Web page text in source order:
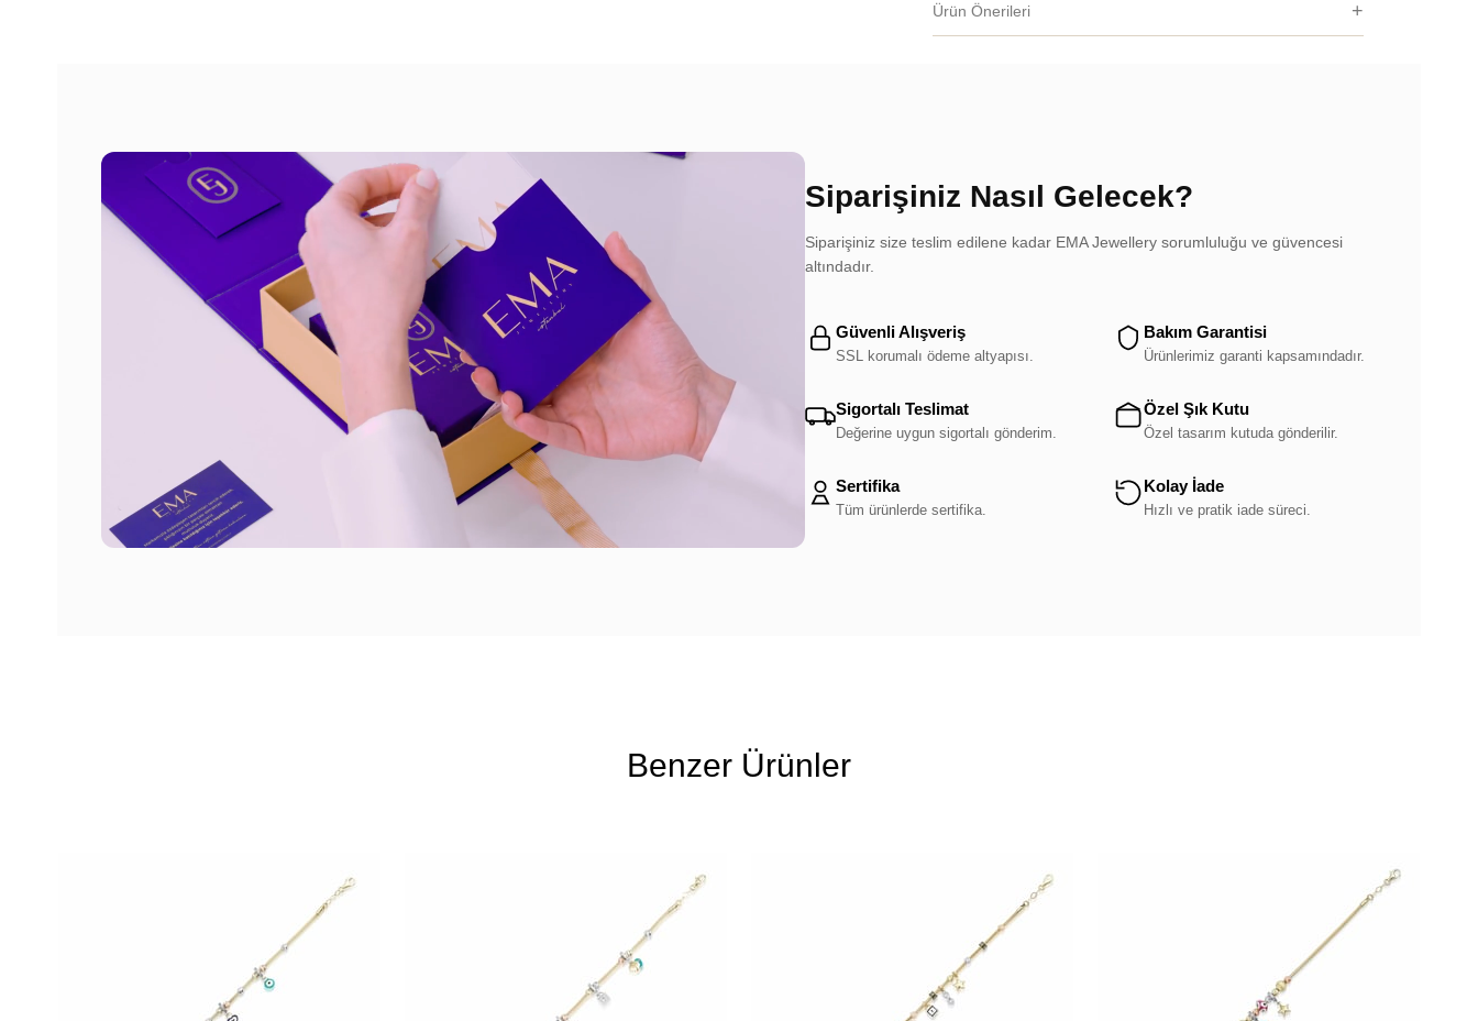
Ürün Önerileri
Siparişiniz Nasıl Gelecek?
Siparişiniz size teslim edilene kadar EMA Jewellery sorumluluğu ve güvencesi
altındadır.
Güvenli Alışveriş
SSL korumalı ödeme altyapısı.
Bakım Garantisi
Ürünlerimiz garanti kapsamındadır.
Sigortalı Teslimat
Değerine uygun sigortalı gönderim.
Özel Şık Kutu
Özel tasarım kutuda gönderilir.
Sertifika
Tüm ürünlerde sertifika.
Kolay İade
Hızlı ve pratik iade süreci.
Benzer Ürünler
Ücretsiz
Kargo
Ücretsiz
Kargo
Ücretsiz
Kargo
Ücretsiz
Kargo